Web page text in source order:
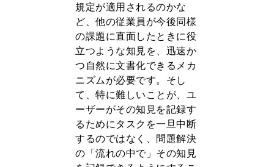
規定が適用されるのかな
ど、他の従業員が今後同様
の課題に直面したときに役
立つような知見を、迅速か
つ自然に文書化できるメカ
ニズムが必要です。そし
て、特に難しいことが、ユ
ーザーがその知見を記録す
るためにタスクを一旦中断
するのではなく、問題解決
の「流れの中で」その知見